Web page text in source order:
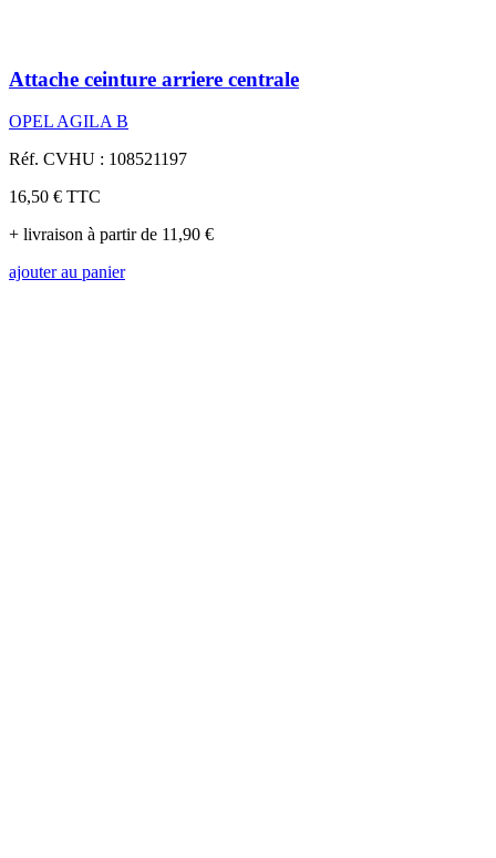
Attache ceinture arriere centrale
OPEL AGILA B
Réf. CVHU : 108521197
16,50 € TTC
+ livraison à partir de 11,90 €
ajouter au panier